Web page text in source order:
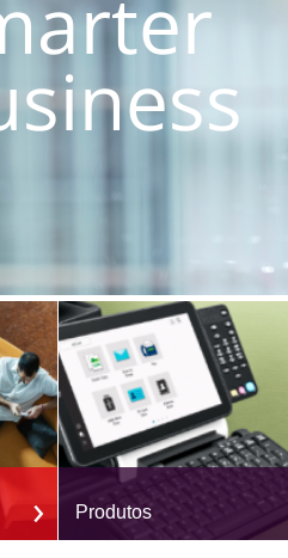
Produtos